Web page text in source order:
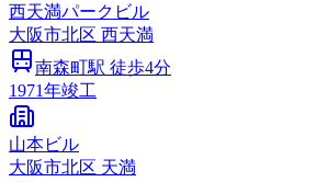
西天満パークビル
大阪市北区 西天満
南森町駅 徒歩4分
1971年竣工
山本ビル
大阪市北区 天満